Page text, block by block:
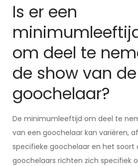
Is er een
om deel te
de show van de
goochelaar?
De minimumleeftijd om deel te
van een goochelaar kan variëren,
specifieke goochelaar en het soort
goochelaars richten zich specifiek